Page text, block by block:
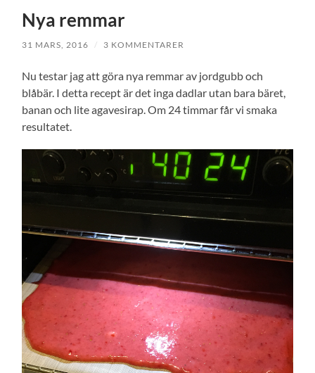
Nya remmar
31 MARS, 2016 / 3 KOMMENTARER
Nu testar jag att göra nya remmar av jordgubb och
blåbär. I detta recept är det inga dadlar utan bara bäret,
banan och lite agavesirap. Om 24 timmar får vi smaka
resultatet.